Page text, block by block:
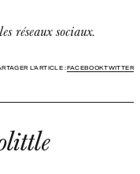
réseaux sociaux.
L'ARTICLE :FACEBOOKTWITTER